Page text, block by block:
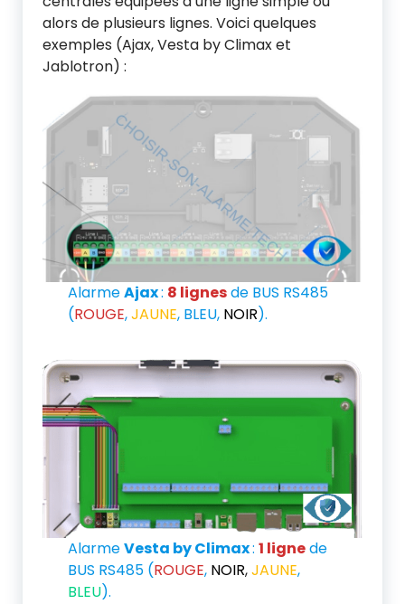
alors de plusieurs lignes. Voici quelques
exemples (Ajax, Vesta by Climax et
Jablotron) :
AlarmeAjax: 8 lignesde BUS RS485
(ROUGE,JAUNE, BLEU, NOIR).
AlarmeVesta by Climax:1 lignede
BUS RS485 (ROUGE, NOIR,JAUNE,
BLEU).